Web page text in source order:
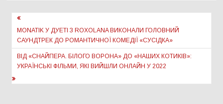
Навігація
записів
MONATIK У ДУЕТІ З ROXOLANA ВИКОНАЛИ ГОЛОВНИЙ
САУНДТРЕК ДО РОМАНТИЧНОЇ КОМЕДІЇ «СУСІДКА»
ВІД «СНАЙПЕРА. БІЛОГО ВОРОНА» ДО «НАШИХ КОТИКІВ»:
УКРАЇНСЬКІ ФІЛЬМИ, ЯКІ ВИЙШЛИ ОНЛАЙН У 2022